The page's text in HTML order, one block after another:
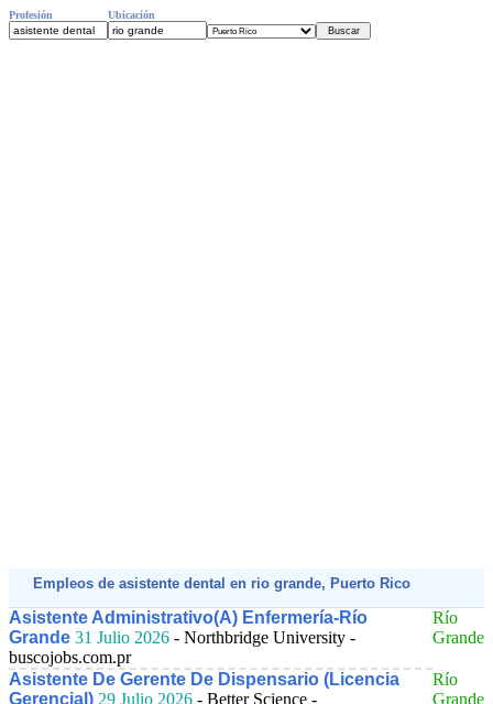
Profesión Ubicación
Empleos de asistente dental en rio grande, Puerto Rico
Asistente Administrativo(A) Enfermería-Río
Grande 31 Julio 2026 - Northbridge University -
buscojobs.com.pr
Río
Grande
Asistente De Gerente De Dispensario (Licencia
Gerencial) 29 Julio 2026 - Better Science -
Río
Grande